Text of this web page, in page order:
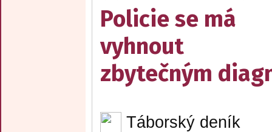
Policie se má
vyhnout
zbytečným
Táborský deník